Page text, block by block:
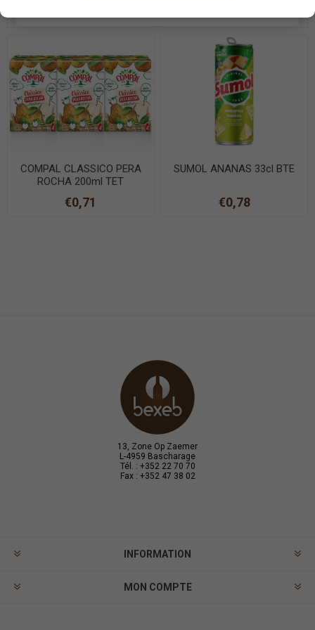
COMPAL CLASSICO PERA
ROCHA 200ml TET
€0,71
SUMOL ANANAS 33cl BTE
€0,78
13, Zone Op Zaemer
L-4959 Bascharage
Tél. : +352 22 70 70
Fax : +352 47 38 02
INFORMATION
MON COMPTE